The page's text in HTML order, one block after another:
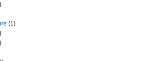
(1)